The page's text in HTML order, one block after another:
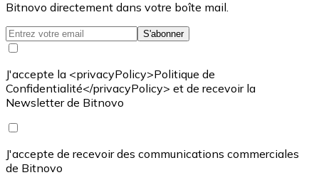
Bitnovo directement dans votre boîte mail.
S'abonner
J'accepte la <privacyPolicy>Politique de
Confidentialité</privacyPolicy> et de recevoir la
Newsletter de Bitnovo
J'accepte de recevoir des communications commerciales
de Bitnovo